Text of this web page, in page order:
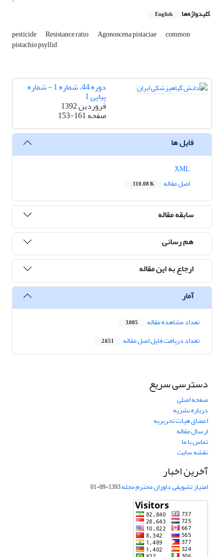
کلیدواژه‌ها English
pesticide Resistance ratio Agonoscena pistaciae common
pistachio psyllid
دوره 44، شماره 1 - شماره
پیاپی 1
فروردین 1392
صفحه153-161
فایل ها
اصل مقاله
310.08 K
سابقه مقاله
هم رسانی
ارجاع به این مقاله
آمار
تعداد مشاهده مقاله 3,085
تعداد دریافت فایل اصل مقاله 2,651
دسترسی سریع
صفحه اصلی
درباره نشریه
اعضای هیات تحریریه
ارسال مقاله
تماس با ما
نقشه سایت
آخرین اخبار
امتیاز تشویقی داوران محترم مجله1393-09-01